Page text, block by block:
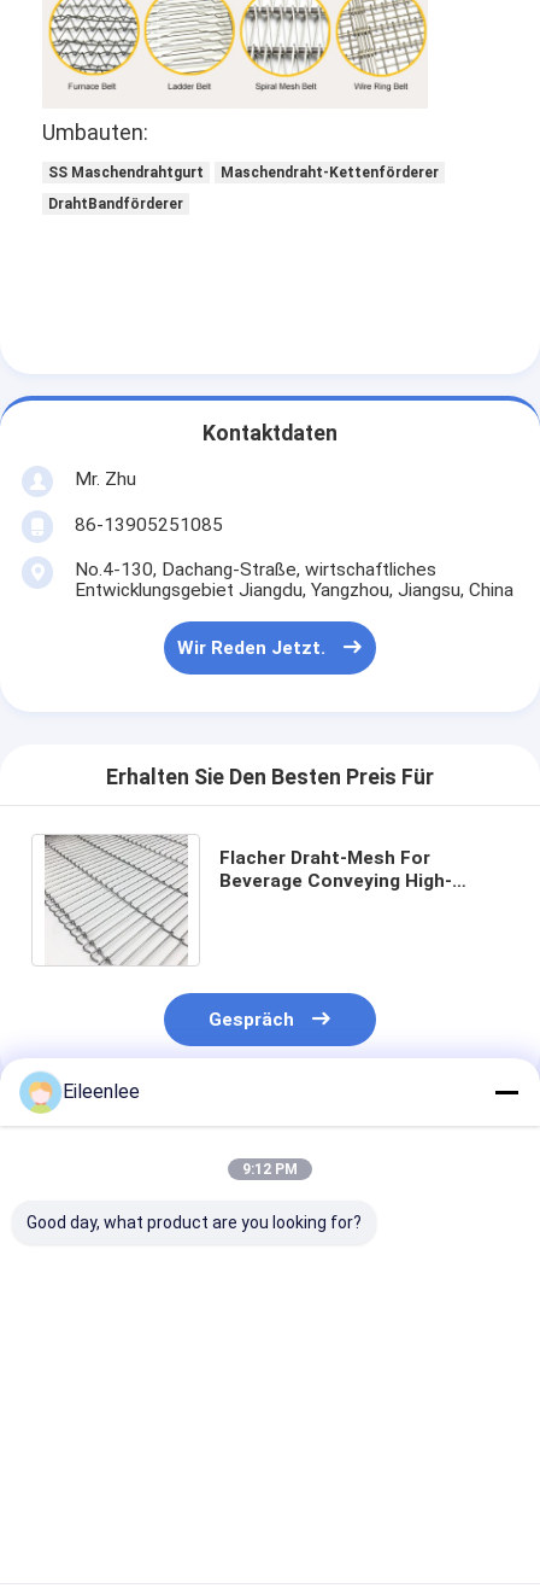
Umbauten:
SS Maschendrahtgurt
Maschendraht-Kettenförderer
DrahtBandförderer
Kontaktdaten
Mr. Zhu
86-13905251085
No.4-130, Dachang-Straße, wirtschaftliches
Entwicklungsgebiet Jiangdu, Yangzhou, Jiangsu, China
Wir Reden Jetzt.
Erhalten Sie Den Besten Preis Für
Flacher Draht-Mesh For
Beverage Conveying High-
Gespräch
Empfohlene Produkte
Eileenlee
9:12 PM
Good day, what product are you looking for?